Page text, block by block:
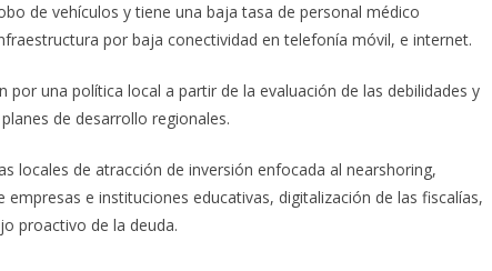
de vehículos y tiene una baja tasa de personal médico
por baja conectividad en telefonía móvil, e internet.
por una política local a partir de la evaluación de las debilidades y
de desarrollo regionales.
locales de atracción de inversión enfocada al nearshoring,
e instituciones educativas, digitalización de las fiscalías,
proactivo de la deuda.